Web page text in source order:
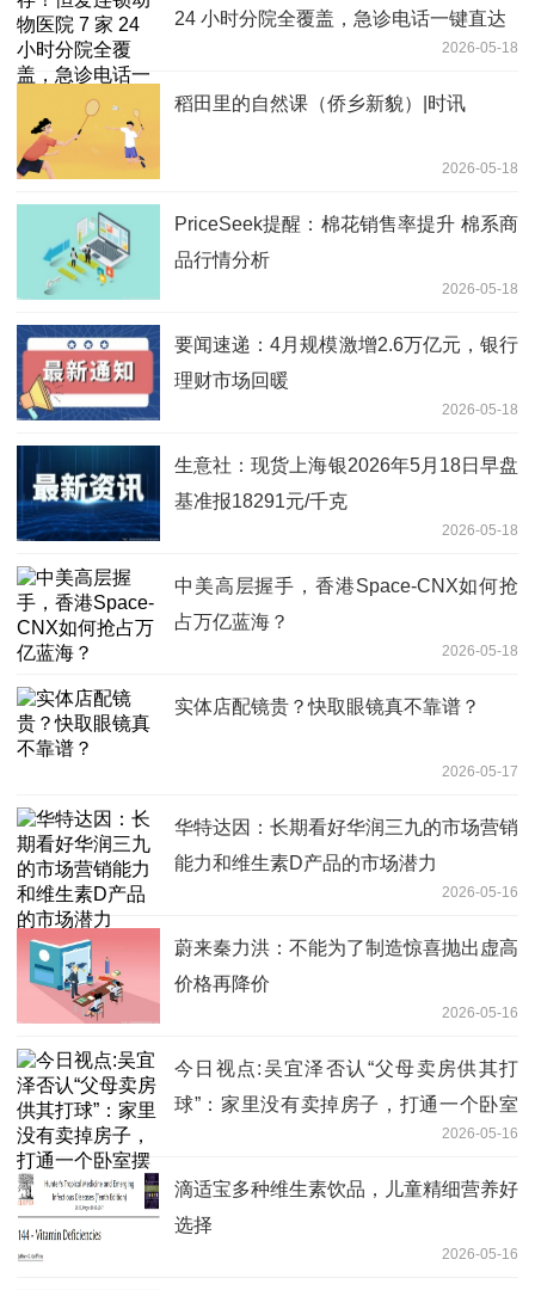
24 小时分院全覆盖，急诊电话一键直达
2026-05-18
稻田里的自然课（侨乡新貌）|时讯
2026-05-18
PriceSeek提醒：棉花销售率提升 棉系商
品行情分析
2026-05-18
要闻速递：4月规模激增2.6万亿元，银行
理财市场回暖
2026-05-18
生意社：现货上海银2026年5月18日早盘
基准报18291元/千克
2026-05-18
中美高层握手，香港Space-CNX如何抢
占万亿蓝海？
2026-05-18
实体店配镜贵？快取眼镜真不靠谱？
2026-05-17
华特达因：长期看好华润三九的市场营销
能力和维生素D产品的市场潜力
2026-05-16
蔚来秦力洪：不能为了制造惊喜抛出虚高
价格再降价
2026-05-16
今日视点:吴宜泽否认“父母卖房供其打
球”：家里没有卖掉房子，打通一个卧室
摆台球桌供我打球，很多经历确实蛮艰苦
2026-05-16
滴适宝多种维生素饮品，儿童精细营养好
选择
2026-05-16